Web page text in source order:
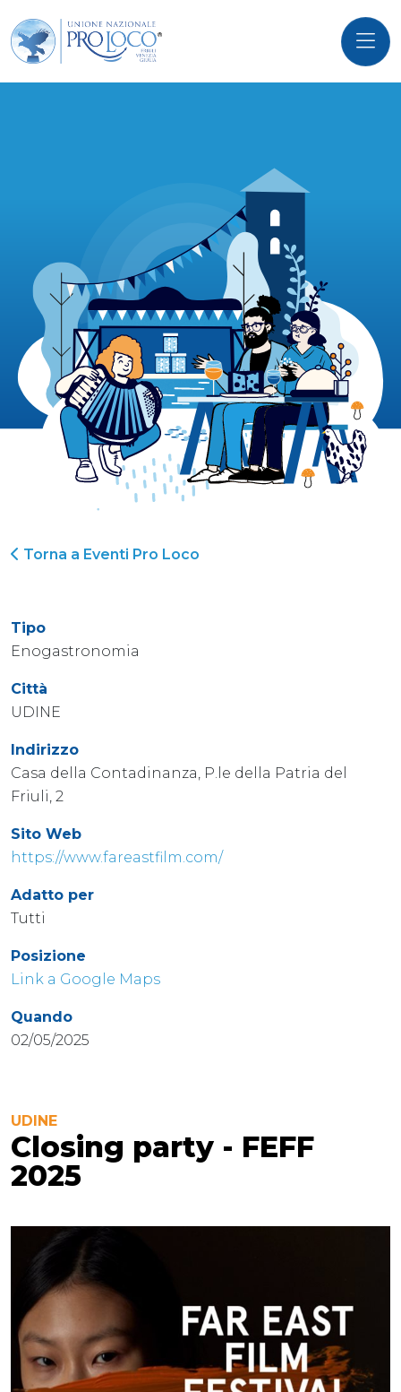
Torna a Eventi Pro Loco
Tipo
Enogastronomia
Città
UDINE
Indirizzo
Casa della Contadinanza, P.le della Patria del
Friuli, 2
Sito Web
https://www.fareastfilm.com/
Adatto per
Tutti
Posizione
Link a Google Maps
Quando
02/05/2025
UDINE
Closing party - FEFF
2025